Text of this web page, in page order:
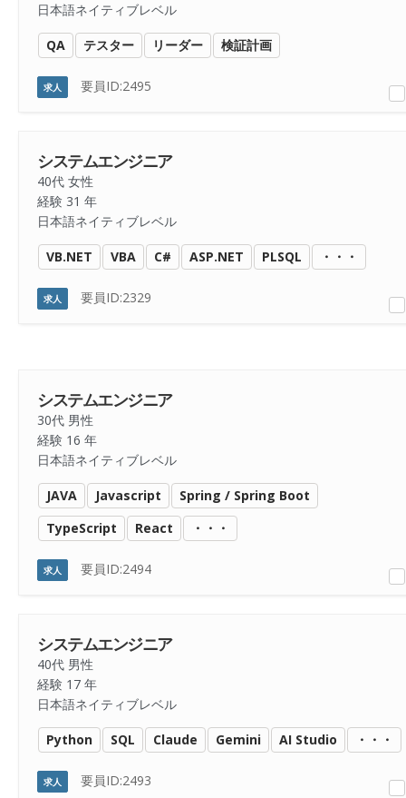
日本語ネイティブレベル
QA テスター リーダー 検証計画
求人 要員ID:2495
システムエンジニア
40代 女性
経験 31 年
日本語ネイティブレベル
VB.NET VBA C# ASP.NET PLSQL ・・・
求人 要員ID:2329
システムエンジニア
30代 男性
経験 16 年
日本語ネイティブレベル
JAVA Javascript
Spring / Spring Boot
TypeScript
React ・・・
求人 要員ID:2494
システムエンジニア
40代 男性
経験 17 年
日本語ネイティブレベル
Python SQL Claude Gemini AI Studio ・・・
求人 要員ID:2493